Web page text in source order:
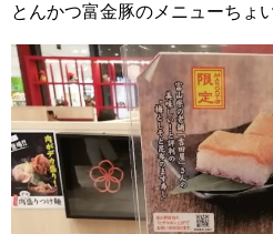
とんかつ富金豚のメニューちょ